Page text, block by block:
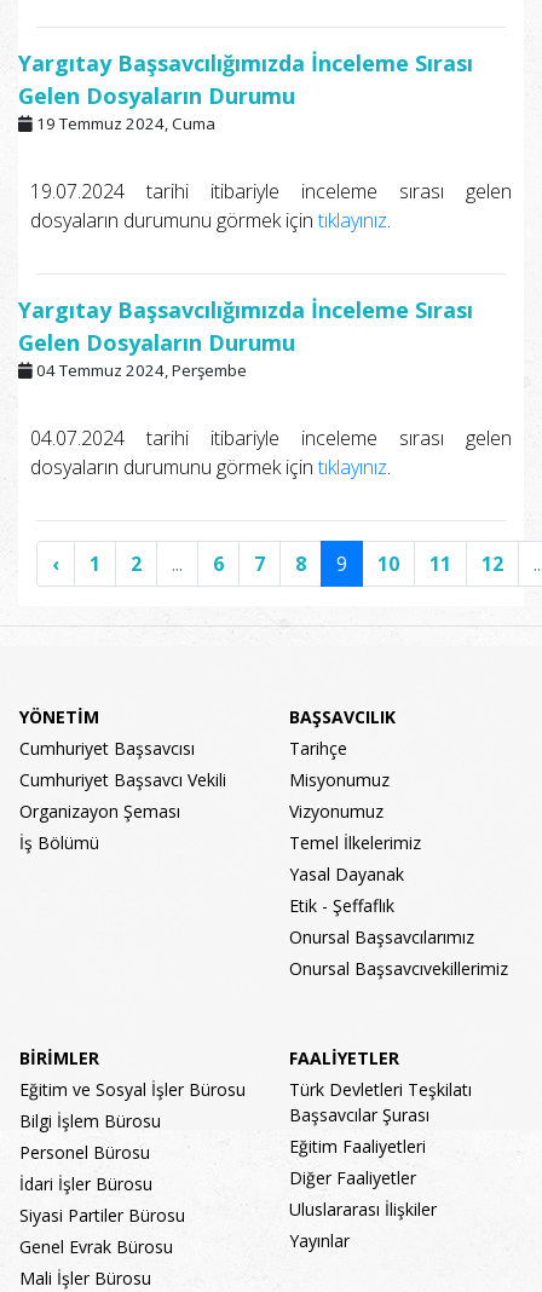
Yargıtay Başsavcılığımızda İnceleme Sırası
Gelen Dosyaların Durumu
19 Temmuz 2024, Cuma
19.07.2024 tarihi itibariyle inceleme sırası gelen
dosyaların durumunu görmek içintıklayınız.
Yargıtay Başsavcılığımızda İnceleme Sırası
Gelen Dosyaların Durumu
04 Temmuz 2024, Perşembe
04.07.2024 tarihi itibariyle inceleme sırası gelen
dosyaların durumunu görmek içintıklayınız.
‹ 1 2 ... 6 7 8 9 10 11 12
YÖNETİM
Cumhuriyet Başsavcısı
Cumhuriyet Başsavcı Vekili
Organizayon Şeması
İş Bölümü
BAŞSAVCILIK
Tarihçe
Misyonumuz
Vizyonumuz
Temel İlkelerimiz
Yasal Dayanak
Etik - Şeffaflık
Onursal Başsavcılarımız
Onursal Başsavcıvekillerimiz
BİRİMLER
Eğitim ve Sosyal İşler Bürosu
Bilgi İşlem Bürosu
Personel Bürosu
İdari İşler Bürosu
Siyasi Partiler Bürosu
Genel Evrak Bürosu
Mali İşler Bürosu
FAALİYETLER
Türk Devletleri Teşkilatı
Başsavcılar Şurası
Eğitim Faaliyetleri
Diğer Faaliyetler
Uluslararası İlişkiler
Yayınlar